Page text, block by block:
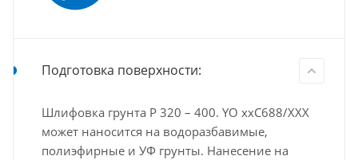
Подготовка поверхности:
Шлифовка грунта Р 320 – 400. YO xxС688/ХХХ
может наносится на водоразбавимые,
полиэфирные и УФ грунты. Нанесение на